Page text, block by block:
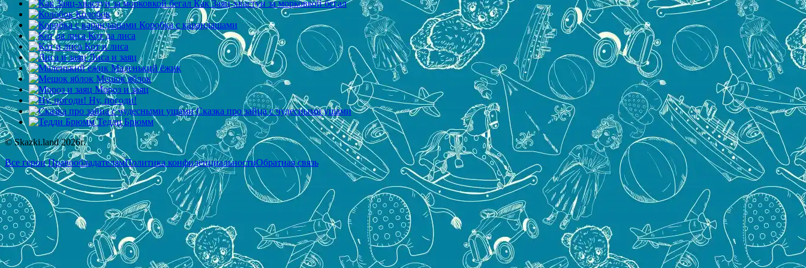
Как Заяц-хвастун за морковкой бегал
Колобок
Коробка с карандашами
Кот да лиса
Кот и лиса
Лиса и заяц
Маленький ёжик
Мешок яблок
Мороз и заяц
Ну, погоди!
Сказка про зайца с чудесными ушами
Тедди Брюмм
© Skazki.land 2026г.
Все герои ПравообладателямПолитика конфиденциальностиОбратная связь